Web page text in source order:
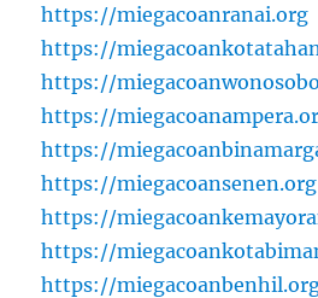
https://miegacoanranai.org
https://
https://
https://
https://
https://miegacoansenen.org
https://
https://
https://